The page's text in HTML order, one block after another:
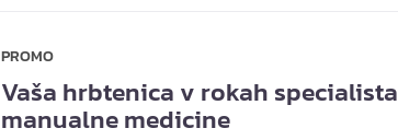
PROMO
Vaša hrbtenica v rokah specialista
manualne medicine